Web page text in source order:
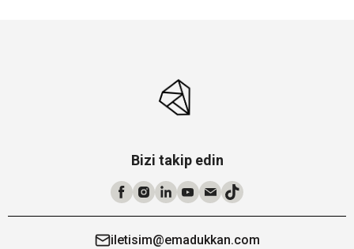
Bizi takip edin
iletisim@emadukkan.com